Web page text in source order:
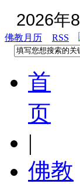
2026年
佛教月历 RSS
首
页
|
佛教